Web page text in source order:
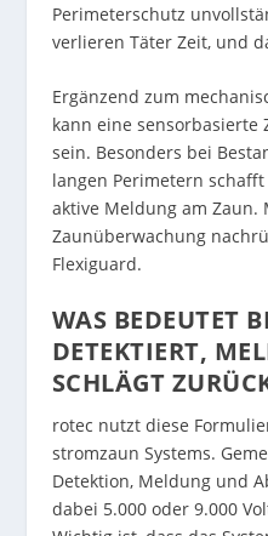
Perimeterschutz
verlieren Täter Zeit, und
Ergänzend zum
kann eine sensorbasierte
sein. Besonders bei
langen Perimetern schafft
aktive Meldung am Zaun.
Zaunüberwachung
Flexiguard.
WAS BEDEUTET
DETEKTIERT,
SCHLÄGT
rotec nutzt diese
stromzaun Systems.
Detektion, Meldung und
dabei 5.000 oder 9.000